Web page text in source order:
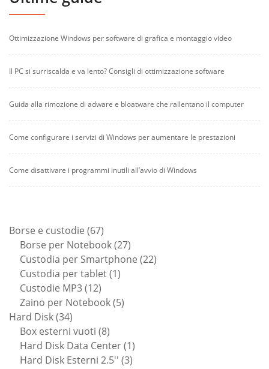
Ottimizzazione Windows per software di grafica e montaggio video
Il PC si surriscalda e va lento? Consigli di ottimizzazione software
Guida alla rimozione di adware e bloatware che rallentano il computer
Come configurare i servizi di Windows per aumentare le prestazioni
Come disattivare i programmi inutili all’avvio di Windows
Borse e custodie 6767
prodotti
Borse per Notebook 2727
prodotti
Custodia per Smartphone 2222
Custodia per tablet 11
Custodie MP3 1212
prodotti
Zaino per Notebook 55
Hard Disk 3434
prodotti
Box esterni vuoti 88
prodotti
Hard Disk Data Center 11
prodotto
Hard Disk Esterni 2.5'' 33